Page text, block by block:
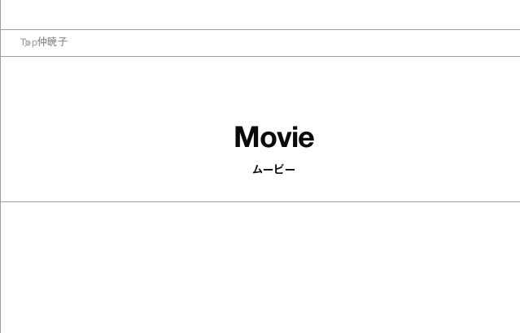
Top仲暁子
Movie
ムービー